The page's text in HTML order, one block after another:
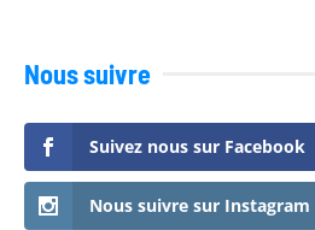
Nous suivre
Suivez nous sur Facebook
Nous suivre sur Instagram